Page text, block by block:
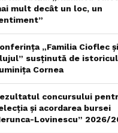
mult decât un loc, un
„Familia Cioflec și
susținută de istoricul
Cornea
concursului
și acordarea bursei
Lovinescu” 2026/